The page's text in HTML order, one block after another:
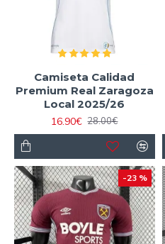
Camiseta Calidad
Premium Real Zaragoza
Local 2025/26
16.90€ 28.00€
-23 %